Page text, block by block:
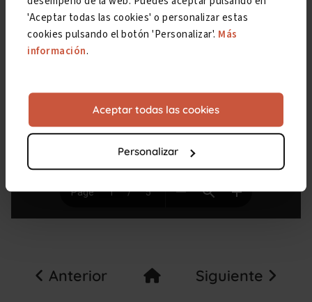
'Aceptar todas las cookies' o personalizar estas
cookies pulsando el botón 'Personalizar'. Más
información.
Aceptar todas las cookies
Personalizar
Anterior Siguiente